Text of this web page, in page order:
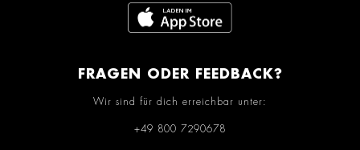
FRAGEN ODER FEEDBACK?
Wir sind für dich erreichbar unter:
+49 800 7290678